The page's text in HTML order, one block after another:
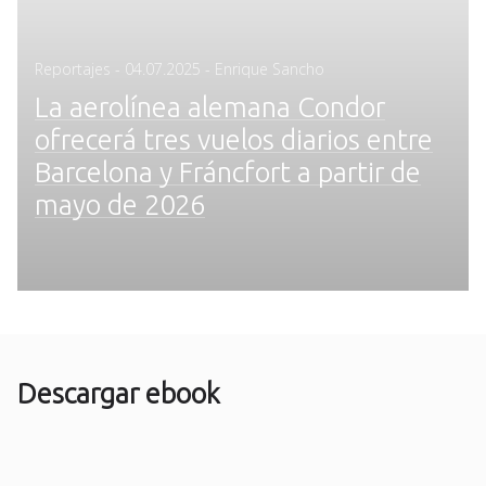
Reportajes - Posted
on
04.07.2025 - Enrique Sancho
La aerolínea alemana Condor
ofrecerá tres vuelos diarios entre
Barcelona y Fráncfort a partir de
mayo de 2026
Descargar ebook